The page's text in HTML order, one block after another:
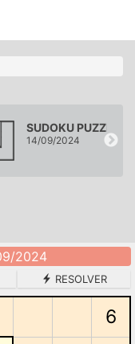
SUDOKU PUZZLE
14/09/2024
2024
RESOLVER
6